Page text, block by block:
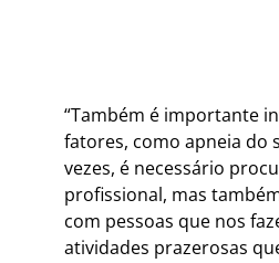
“Também é importante
fatores, como apneia do
vezes, é necessário
profissional, mas
com pessoas que nos
atividades prazerosas